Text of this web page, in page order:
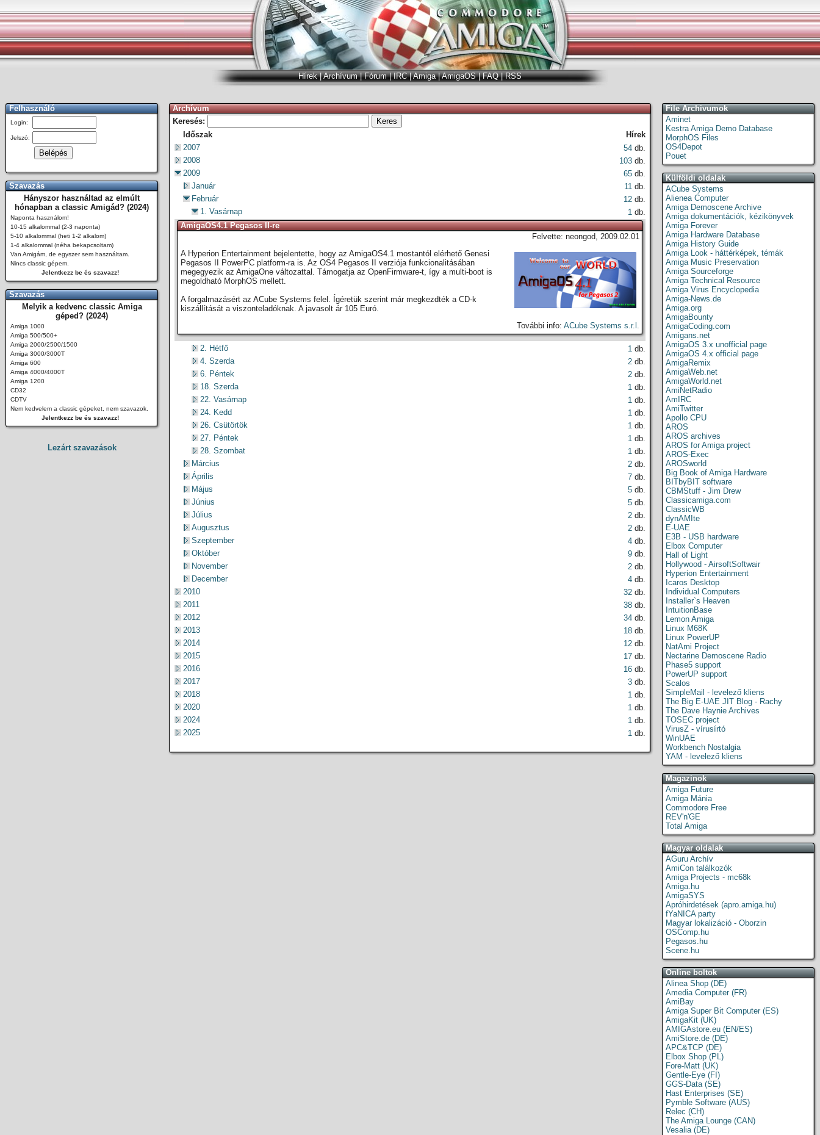
Hírek|Archívum|Fórum|IRC|Amiga|AmigaOS|FAQ|RSS
Felhasználó
Login:
Jelszó:
Szavazás
Hányszor használtad az elmúlt
hónapban a classic Amigád? (2024)
Naponta használom!
10-15 alkalommal (2-3 naponta)
5-10 alkalommal (heti 1-2 alkalom)
1-4 alkalommal (néha bekapcsoltam)
Van Amigám, de egyszer sem használtam.
Nincs classic gépem.
Jelentkezz be és szavazz!
Szavazás
Melyik a kedvenc classic Amiga
géped? (2024)
Amiga 1000
Amiga 500/500+
Amiga 2000/2500/1500
Amiga 3000/3000T
Amiga 600
Amiga 4000/4000T
Amiga 1200
CD32
CDTV
Nem kedvelem a classic gépeket, nem szavazok.
Jelentkezz be és szavazz!
Lezárt szavazások
Archívum
Keresés:
Időszak
Hírek
2007
54 db.
2008
103 db.
2009
65 db.
Január
11 db.
Február
12 db.
1. Vasárnap
1 db.
AmigaOS4.1 Pegasos II-re
Felvette: neongod, 2009.02.01
A Hyperion Entertainment bejelentette, hogy az AmigaOS4.1 mostantól elérhető Genesi
Pegasos II PowerPC platform-ra is. Az OS4 Pegasos II verziója funkcionalitásában
megegyezik az AmigaOne változattal. Támogatja az OpenFirmware-t, így a multi-boot is
megoldható MorphOS mellett.
A forgalmazásért az ACube Systems felel. Ígéretük szerint már megkezdték a CD-k
kiszállítását a viszonteladóknak. A javasolt ár 105 Euró.
További info: ACube Systems s.r.l.
2. Hétfő 1 db.
4. Szerda
2 db.
6. Péntek
2 db.
18. Szerda
1 db.
22. Vasárnap
1 db.
24. Kedd
1 db.
26. Csütörtök
1 db.
27. Péntek
1 db.
28. Szombat
1 db.
Március
2 db.
Április
7 db.
Május
5 db.
Június
5 db.
Július
2 db.
Augusztus
2 db.
Szeptember
4 db.
Október
9 db.
November
2 db.
December
4 db.
2010
32 db.
2011
38 db.
2012
34 db.
2013
18 db.
2014
12 db.
2015
17 db.
2016
16 db.
2017
3 db.
2018
1 db.
2020
1 db.
2024
1 db.
2025
1 db.
File Archivumok
Aminet
Kestra Amiga Demo Database
MorphOS Files
OS4Depot
Pouet
Külföldi oldalak
ACube Systems
Alienea Computer
Amiga Demoscene Archive
Amiga dokumentációk, kézikönyvek
Amiga Forever
Amiga Hardware Database
Amiga History Guide
Amiga Look - háttérképek, témák
Amiga Music Preservation
Amiga Sourceforge
Amiga Technical Resource
Amiga Virus Encyclopedia
Amiga-News.de
Amiga.org
AmigaBounty
AmigaCoding.com
Amigans.net
AmigaOS 3.x unofficial page
AmigaOS 4.x official page
AmigaRemix
AmigaWeb.net
AmigaWorld.net
AmiNetRadio
AmIRC
AmiTwitter
Apollo CPU
AROS
AROS archives
AROS for Amiga project
AROS-Exec
AROSworld
Big Book of Amiga Hardware
BITbyBIT software
CBMStuff - Jim Drew
Classicamiga.com
ClassicWB
dynAMIte
E-UAE
E3B - USB hardware
Elbox Computer
Hall of Light
Hollywood - AirsoftSoftwair
Hyperion Entertainment
Icaros Desktop
Individual Computers
Installer`s Heaven
IntuitionBase
Lemon Amiga
Linux M68K
Linux PowerUP
NatAmi Project
Nectarine Demoscene Radio
Phase5 support
PowerUP support
Scalos
SimpleMail - levelező kliens
The Big E-UAE JIT Blog - Rachy
The Dave Haynie Archives
TOSEC project
VirusZ - vírusírtó
WinUAE
Workbench Nostalgia
YAM - levelező kliens
Magazinok
Amiga Future
Amiga Mánia
Commodore Free
REV'n'GE
Total Amiga
Magyar oldalak
AGuru Archív
AmiCon találkozók
Amiga Projects - mc68k
Amiga.hu
AmigaSYS
Apróhirdetések (apro.amiga.hu)
fYaNICA party
Magyar lokalizáció - Oborzin
OSComp.hu
Pegasos.hu
Scene.hu
Online boltok
Alinea Shop (DE)
Amedia Computer (FR)
AmiBay
Amiga Super Bit Computer (ES)
AmigaKit (UK)
AMIGAstore.eu (EN/ES)
AmiStore.de (DE)
APC&TCP (DE)
Elbox Shop (PL)
Fore-Matt (UK)
Gentle-Eye (FI)
GGS-Data (SE)
Hast Enterprises (SE)
Pymble Software (AUS)
Relec (CH)
The Amiga Lounge (CAN)
Vesalia (DE)